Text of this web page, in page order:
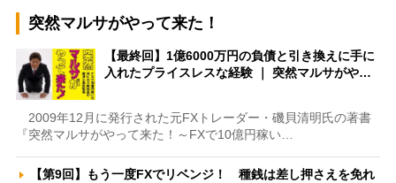
突然マルサがやって来た！
【最終回】1億6000万円の負債と引き換えに手に
入れたプライスレスな経験 ｜ 突然マルサがや…
2009年12月に発行された元FXトレーダー・磯貝清明氏の著書
『突然マルサがやって来た！～FXで10億円稼い…
【第9回】もう一度FXでリベンジ！ 種銭は差し押さえを免れ